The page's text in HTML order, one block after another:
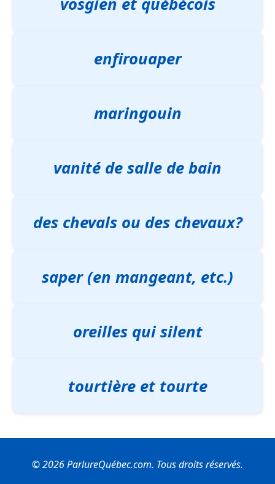
enfirouaper
maringouin
vanité de salle de bain
des chevals ou des chevaux?
saper (en mangeant, etc.)
oreilles qui silent
tourtière et tourte
© 2026 ParlureQuébec.com. Tous droits réservés.